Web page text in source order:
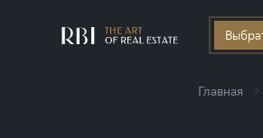
Главная